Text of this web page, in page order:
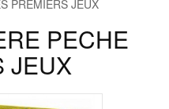
PREMIERS JEUX
PECHE
JEUX